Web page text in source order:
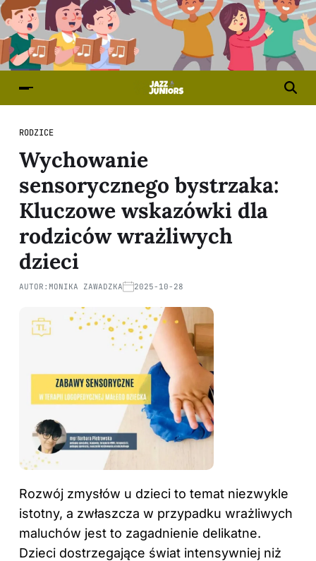
RODZICE
Wychowanie
sensorycznego bystrzaka:
Kluczowe wskazówki dla
rodziców wrażliwych
dzieci
AUTOR: MONIKA ZAWADZKA 2025-10-28
Rozwój zmysłów u dzieci to temat niezwykle
istotny, a zwłaszcza w przypadku wrażliwych
maluchów jest to zagadnienie delikatne.
Dzieci dostrzegające świat intensywniej niż